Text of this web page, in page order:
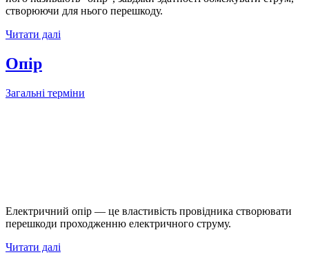
створюючи для нього перешкоду.
Читати далі
Опір
Загальні терміни
Електричний опір — це властивість провідника створювати
перешкоди проходженню електричного струму.
Читати далі